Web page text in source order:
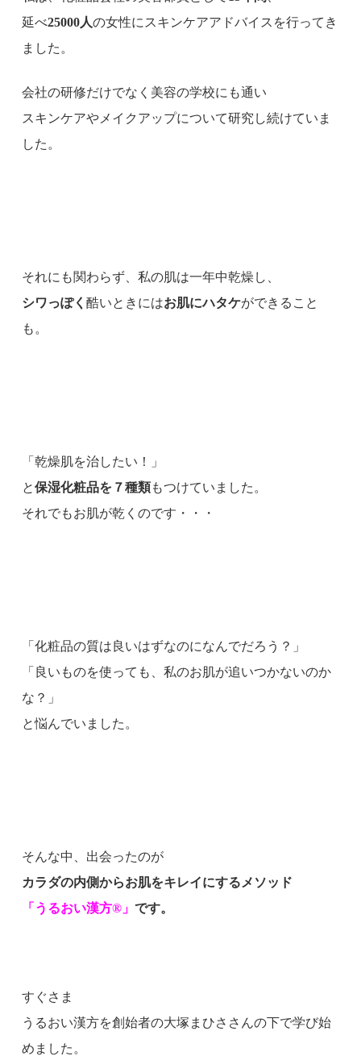
延べ25000人の女性にスキンケアアドバイスを行ってき
ました。
会社の研修だけでなく美容の学校にも通い
スキンケアやメイクアップについて研究し続けていま
した。
それにも関わらず、私の肌は一年中乾燥し、
シワっぽく酷いときにはお肌にハタケができること
も。
「乾燥肌を治したい！」
と保湿化粧品を７種類もつけていました。
それでもお肌が乾くのです・・・
「化粧品の質は良いはずなのになんでだろう？」
「良いものを使っても、私のお肌が追いつかないのか
な？」
と悩んでいました。
そんな中、出会ったのが
カラダの内側からお肌をキレイにするメソッド
「うるおい漢方®」です。
すぐさま
うるおい漢方を創始者の大塚まひささんの下で学び始
めました。